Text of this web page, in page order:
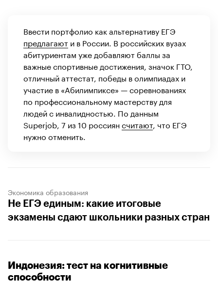
Ввести портфолио как альтернативу ЕГЭ
предлагают и в России. В российских вузах
абитуриентам уже добавляют баллы за
важные спортивные достижения, значок ГТО,
отличный аттестат, победы в олимпиадах и
участие в «Абилимпиксе» — соревнованиях
по профессиональному мастерству для
людей с инвалидностью. По данным
Superjob, 7 из 10 россиянсчитают, что ЕГЭ
нужно отменить.
Экономика образования
Не ЕГЭ единым: какие итоговые
экзамены сдают школьники разных стран
Индонезия: тест на когнитивные
способности